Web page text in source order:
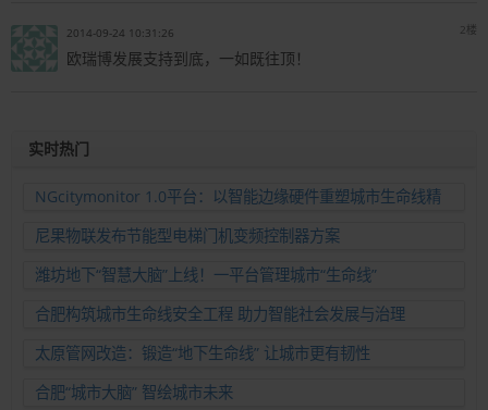
2014-09-24 10:31:26 2楼
欧瑞博发展支持到底，一如既往顶！
实时热门
NGcitymonitor 1.0平台：以智能边缘硬件重塑城市生命线精
准运维新范式
尼果物联发布节能型电梯门机变频控制器方案
潍坊地下“智慧大脑”上线！一平台管理城市“生命线”
合肥构筑城市生命线安全工程 助力智能社会发展与治理
太原管网改造：锻造“地下生命线” 让城市更有韧性
合肥“城市大脑” 智绘城市未来